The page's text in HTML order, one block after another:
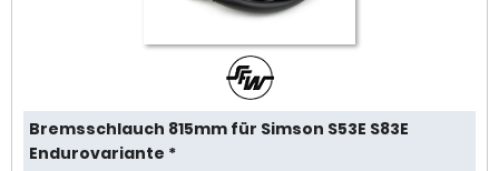
Bremsschlauch 815mm für Simson S53E S83E
Endurovariante *